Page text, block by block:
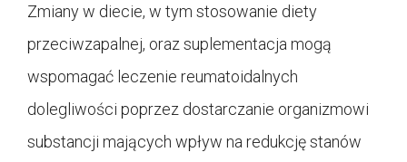
Zmiany w diecie, w tym stosowanie diety
przeciwzapalnej, oraz suplementacja mogą
wspomagać leczenie reumatoidalnych
dolegliwości poprzez dostarczanie organizmowi
substancji mających wpływ na redukcję stanów